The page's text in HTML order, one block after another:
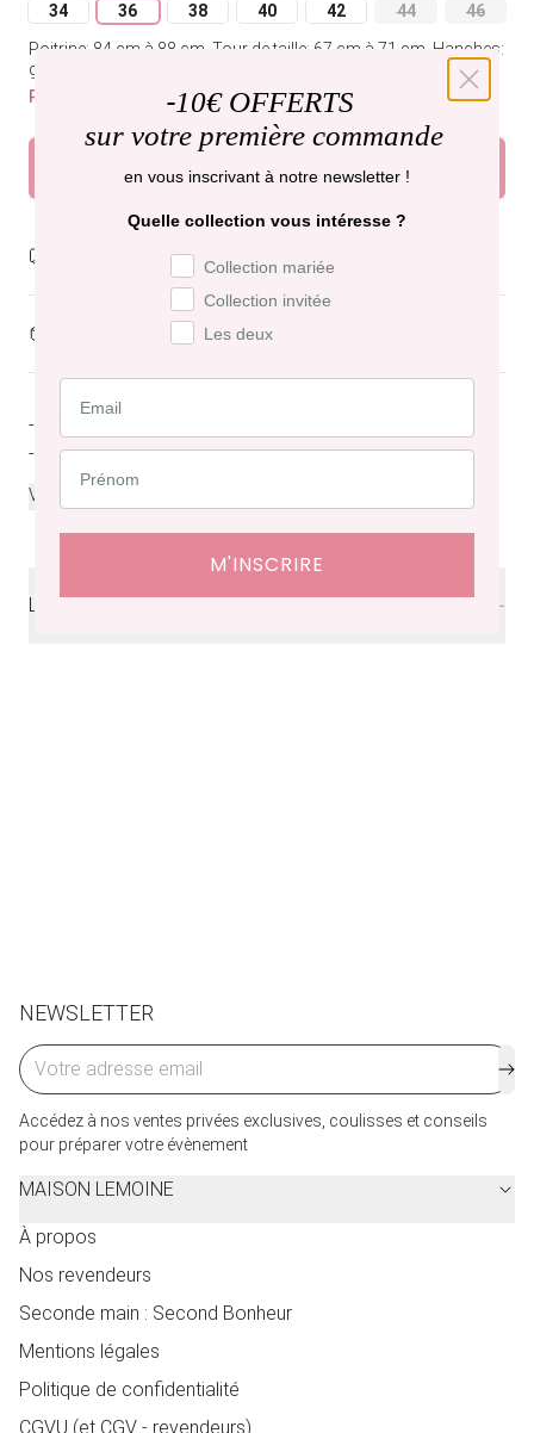
34
Variante épuisée ou indisponible
36
Variante épuisée ou indisponible
38
Variante épuisée ou indisponible
40
Variante épuisée ou indisponible
42
Variante épuisée ou
44
Variante
46
Poitrine: 84 cm à 88 cm. Tour de taille: 67 cm à 71 cm. Hanches:
92 cm à 96 cm.
Plus que 1 modèle disponible
Ajouter au panier
Livraison gratuite, recevez-la vendredi .
Dispo en boutique Paris et Bruxelles
- Robe courte en crêpe de polyester blanc cassé
- Longueur totale depuis l’épaule......
VOIR PLUS
Livraison & retours
NEWSLETTER
Accédez à nos ventes privées exclusives, coulisses et conseils
pour préparer votre évènement
MAISON LEMOINE
À propos
Nos revendeurs
Seconde main : Second Bonheur
Mentions légales
Politique de confidentialité
CGVU (et CGV - revendeurs)
-10€ OFFERTS
sur votre première commande
en vous inscrivant à notre newsletter !
Quelle collection vous intéresse ?
Préférence de collection
Collection mariée
Collection invitée
Les deux
M'INSCRIRE